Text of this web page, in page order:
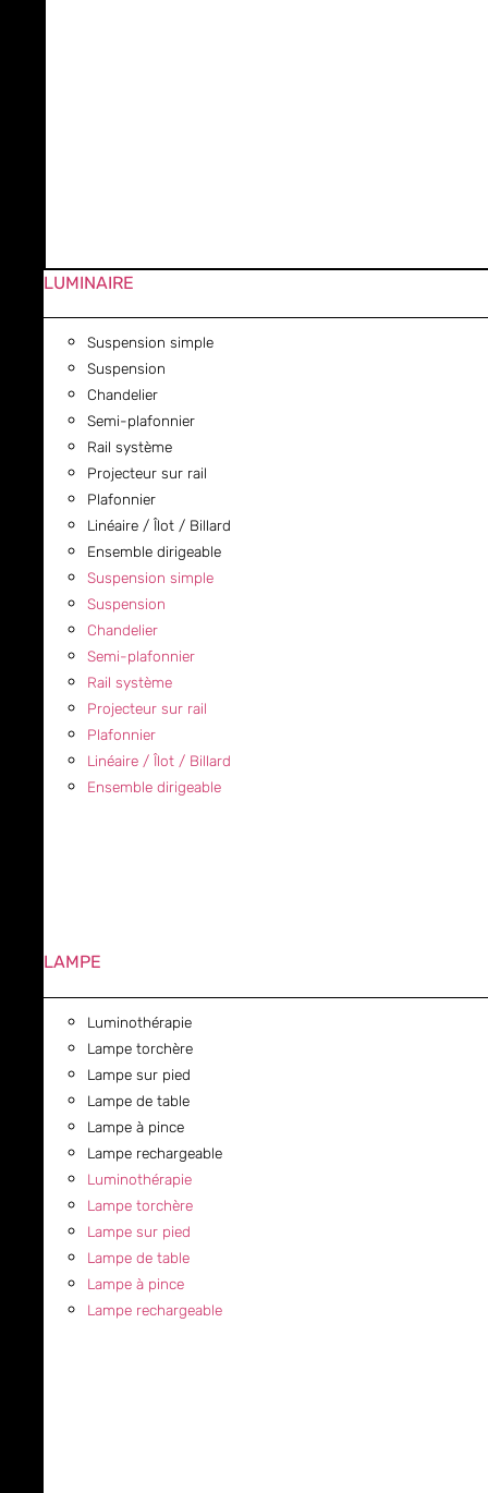
LUMINAIRE
Suspension simple
Suspension
Chandelier
Semi-plafonnier
Rail système
Projecteur sur rail
Plafonnier
Linéaire / Îlot / Billard
Ensemble dirigeable
Suspension simple
Suspension
Chandelier
Semi-plafonnier
Rail système
Projecteur sur rail
Plafonnier
Linéaire / Îlot / Billard
Ensemble dirigeable
LAMPE
Luminothérapie
Lampe torchère
Lampe sur pied
Lampe de table
Lampe à pince
Lampe rechargeable
Luminothérapie
Lampe torchère
Lampe sur pied
Lampe de table
Lampe à pince
Lampe rechargeable